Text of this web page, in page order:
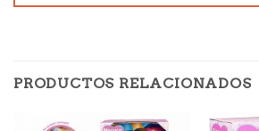
PRODUCTOS RELACIONADOS